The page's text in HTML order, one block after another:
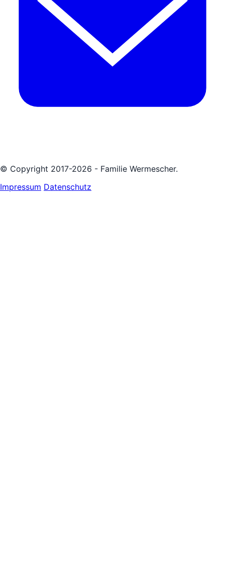
© Copyright 2017-2026 - Familie Wermescher.
Impressum Datenschutz